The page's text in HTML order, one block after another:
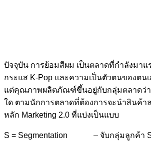
ปัจจุบัน การย้อมสีผม เป็นตลาดที่กำลังมาแ
กระแส K-Pop และความเป็นตัวตนของตนเ
แต่คุณภาพผลิตภัณฑ์ขึ้นอยู่กับกลุ่มตลาดว่า
ใด ตามนักการตลาดที่ต้องการจะนำสินค้า
หลัก Marketing 2.0 ที่แบ่งเป็นแบบ
S = Segmentation – จับกลุ่มลูกค้า